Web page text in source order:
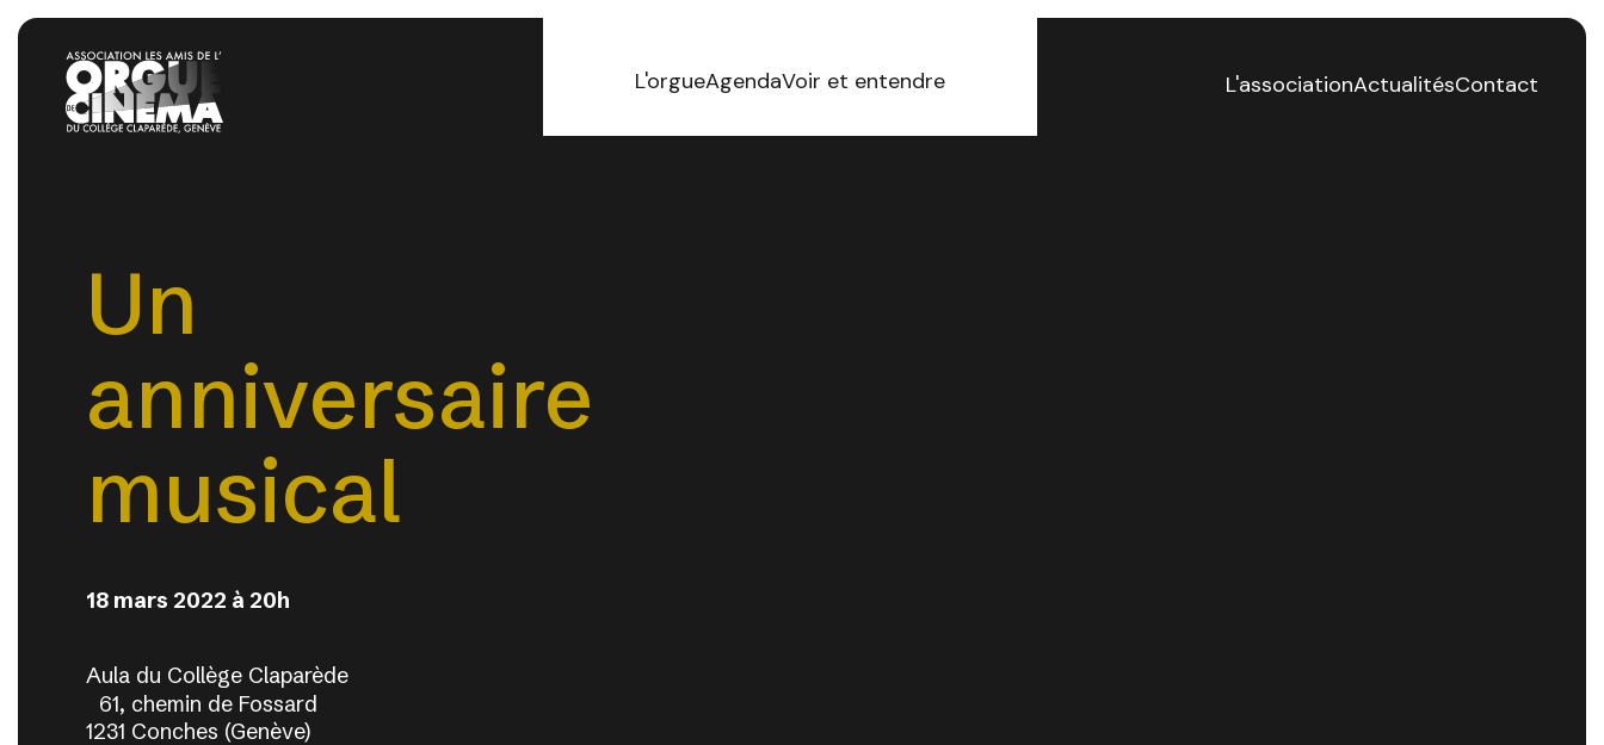
L'orgueAgendaVoir et entendre L'associationActualitésContact
Un
anniversaire
musical
18 mars 2022 à 20h
Aula du Collège Claparède
61, chemin de Fossard
1231 Conches (Genève)